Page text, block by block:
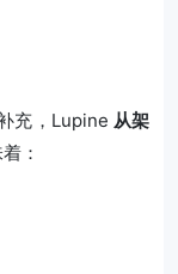
充，Lupine 从架
：